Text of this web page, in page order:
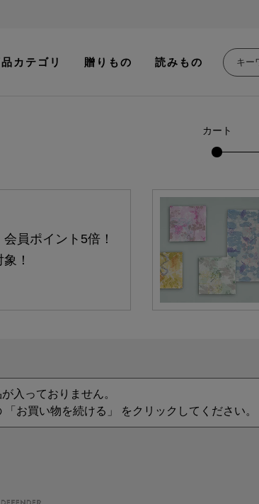
カテゴリ 贈りもの 読みもの
カート
員ポイント5倍！
！
入っておりません。
お買い物を続ける」 をクリックしてください。